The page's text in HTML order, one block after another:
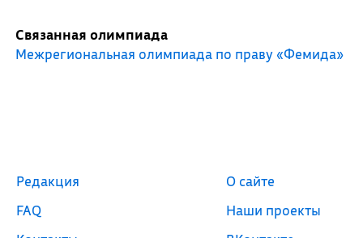
Связанная олимпиада
Межрегиональная олимпиада по праву «Фемида»
Редакция
FAQ
О сайте
Наши проекты